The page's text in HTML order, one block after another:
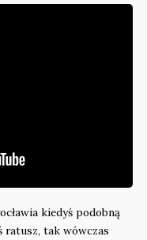
kiedyś podobną
ratusz, tak wówczas